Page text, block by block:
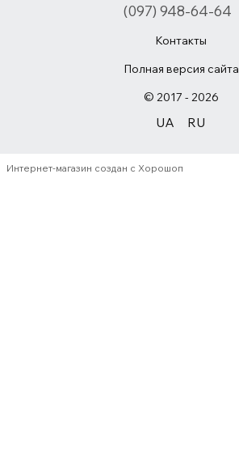
(097) 948-64-64
Контакты
Полная версия сайта
© 2017 - 2026
UA RU
Интернет-магазин создан с Хорошоп